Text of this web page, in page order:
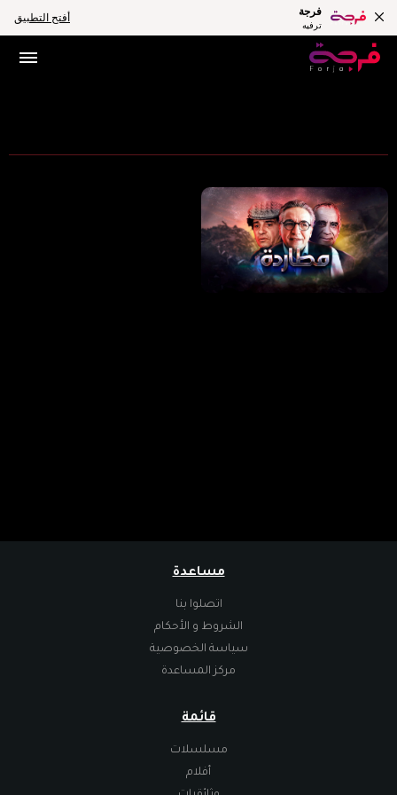
فرجة
ترفيه
أفتح التطبيق
مساعدة
اتصلوا بنا
الشروط و الأحكام
سياسة الخصوصية
مركز المساعدة
قائمة
مسلسلات
أفلام